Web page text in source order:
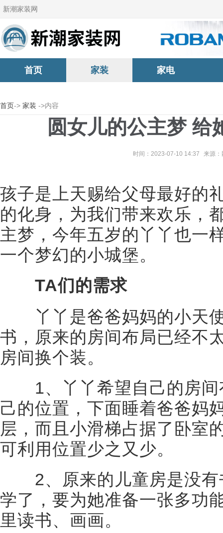
新潮家装网
首页 家装 家电
首页-> 家装 ->内容
圆女儿的公主梦 给
时间：2023-07-10 14:37 来源：
孩子是上天赐给父母最好的
的化身，为我们带来欢乐，
主梦，今年五岁的丫丫也一
一个梦幻的小城堡。
TA们的需求
丫丫是爸爸妈妈的小天使
书，原来的房间布局已经不
房间换个装。
1、丫丫希望自己的房间
己的位置，下面睡着爸爸妈
层，而且小滑梯占据了卧室
可利用位置少之又少。
2、原来的儿童房是没有
学了，要为她准备一张多功
里读书、画画。